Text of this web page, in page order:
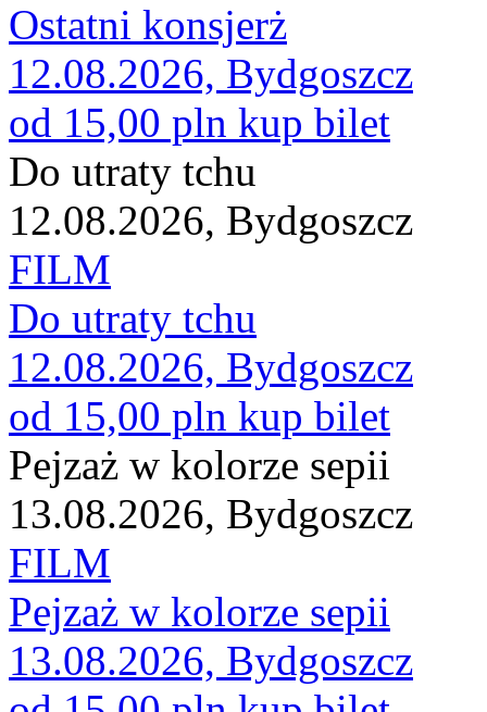
Ostatni konsjerż
12.08.2026, Bydgoszcz
od 15,00 pln kup bilet
Do utraty tchu
12.08.2026, Bydgoszcz
FILM
Do utraty tchu
12.08.2026, Bydgoszcz
od 15,00 pln kup bilet
Pejzaż w kolorze sepii
13.08.2026, Bydgoszcz
FILM
Pejzaż w kolorze sepii
13.08.2026, Bydgoszcz